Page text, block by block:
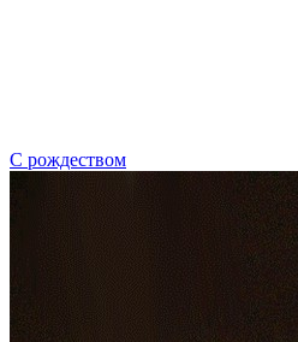
С рождеством